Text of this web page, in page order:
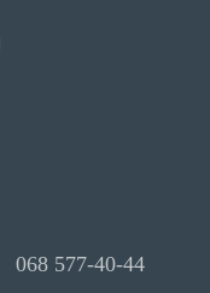
068 577-40-44